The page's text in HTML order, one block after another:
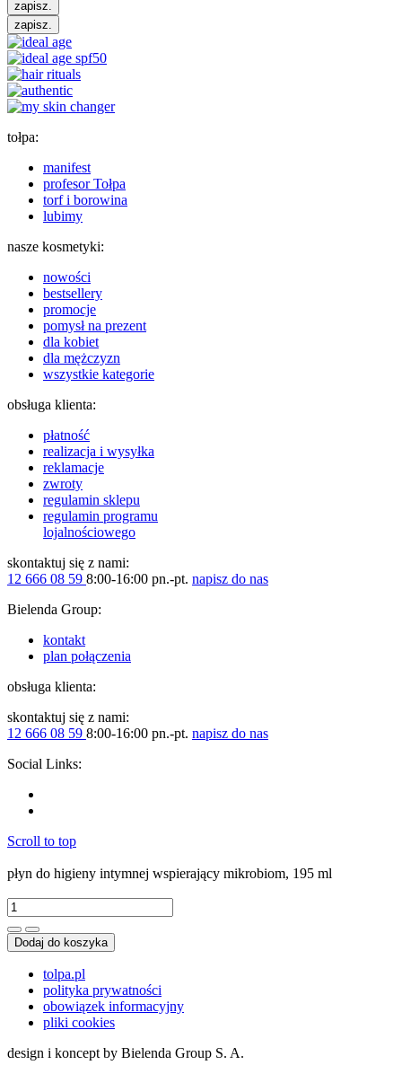
zapisz.
zapisz.
tołpa:
manifest
profesor Tołpa
torf i borowina
lubimy
nasze kosmetyki:
nowości
bestsellery
promocje
pomysł na prezent
dla kobiet
dla mężczyzn
wszystkie kategorie
obsługa klienta:
płatność
realizacja i wysyłka
reklamacje
zwroty
regulamin sklepu
regulamin programu
lojalnościowego
skontaktuj się z nami:
12 666 08 59 8:00-16:00 pn.-pt. napisz do nas
Bielenda Group:
kontakt
plan połączenia
obsługa klienta:
skontaktuj się z nami:
12 666 08 59 8:00-16:00 pn.-pt. napisz do nas
Social Links:
Scroll to top
płyn do higieny intymnej wspierający mikrobiom, 195 ml
Dodaj do koszyka
tolpa.pl
polityka prywatności
obowiązek informacyjny
pliki cookies
design i koncept by Bielenda Group S. A.